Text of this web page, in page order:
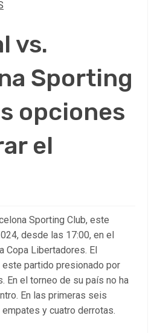
vs.
Sporting
opciones
el
Sporting Club, este
desde las 17:00, en el
Copa Libertadores. El
partido presionado por
En el torneo de su país no ha
En las primeras seis
y cuatro derrotas.